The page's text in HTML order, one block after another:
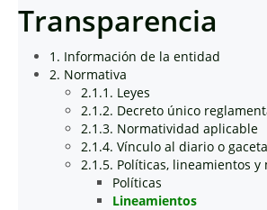
Transparencia
1. Información de la entidad
2. Normativa
2.1.1. Leyes
2.1.2. Decreto único
2.1.3. Normatividad aplicable
2.1.4. Vínculo al diario o
2.1.5. Políticas, lineamientos y
Políticas
Lineamientos